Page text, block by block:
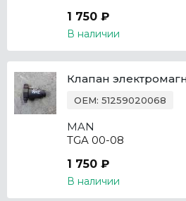
1 750 ₽
В наличии
Клапан
OEM: 51259020068
MAN
TGA 00-08
1 750 ₽
В наличии